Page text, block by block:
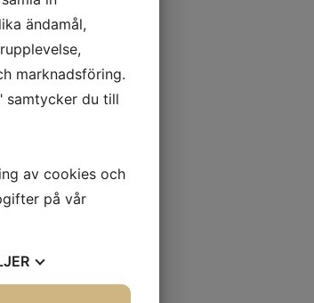
ESTATE
ändamål,
marknadsföring.
samtycker du till
av cookies och
på vår